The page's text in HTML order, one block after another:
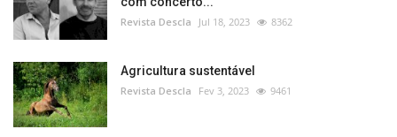
Revista Descla Jul 18, 2023 8362
Agricultura sustentável
Revista Descla Fev 3, 2023 9461